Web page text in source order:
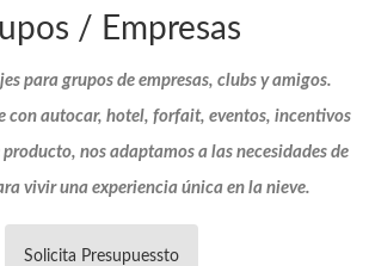
/ Empresas
para grupos de empresas, clubs y amigos.
con autocar, hotel, forfait, eventos, incentivos
nos adaptamos a las necesidades de
vivir una experiencia única en la nieve.
Solicita Presupuessto